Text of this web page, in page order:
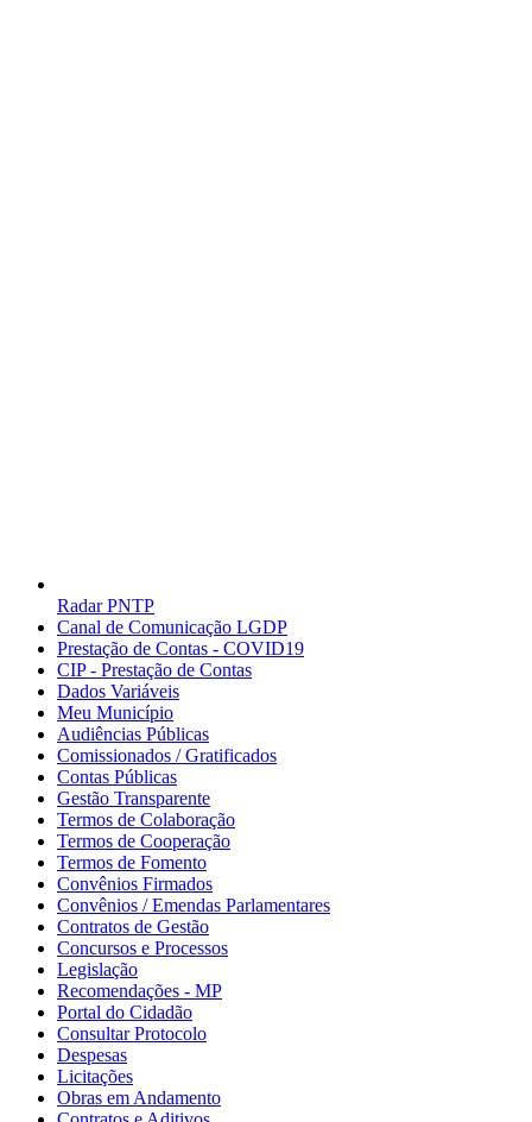
Radar PNTP
Canal de Comunicação LGDP
Prestação de Contas - COVID19
CIP - Prestação de Contas
Dados Variáveis
Meu Município
Audiências Públicas
Comissionados / Gratificados
Contas Públicas
Gestão Transparente
Termos de Colaboração
Termos de Cooperação
Termos de Fomento
Convênios Firmados
Convênios / Emendas Parlamentares
Contratos de Gestão
Concursos e Processos
Legislação
Recomendações - MP
Portal do Cidadão
Consultar Protocolo
Despesas
Licitações
Obras em Andamento